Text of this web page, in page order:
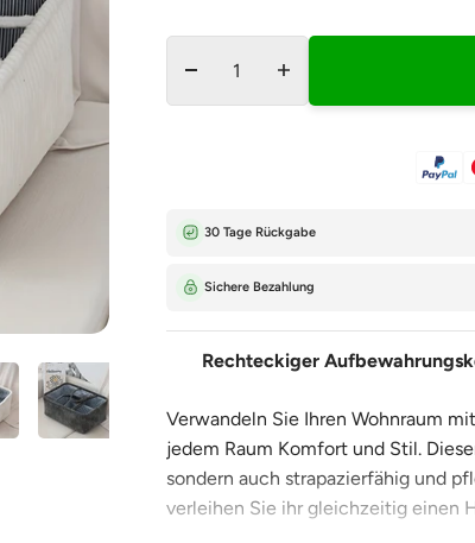
30 Tage Rückgabe
Sichere Bezahlung
Rechteckiger
Verwandeln Sie Ihren Wohnraum
jedem Raum Komfort und Stil.
sondern auch strapazierfähig und
verleihen Sie ihr gleichzeitig einen